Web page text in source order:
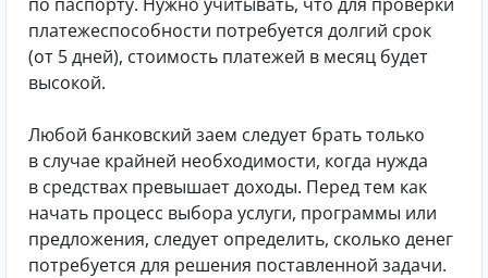
платежеспособности потребуется долгий срок
(от 5 дней), стоимость платежей в месяц будет
высокой.
Любой банковский заем следует брать только
в случае крайней необходимости, когда нужда
в средствах превышает доходы. Перед тем как
начать процесс выбора услуги, программы или
предложения, следует определить, сколько денег
потребуется для решения поставленной задачи.